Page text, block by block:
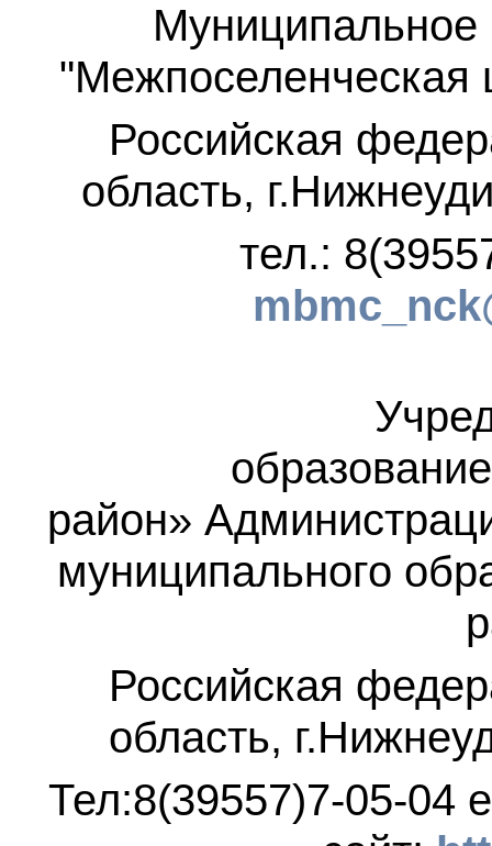
Муниципальное
"Межпоселенческая
Российская
область,
тел.:
район»
муниципального
Российская
область,
Тел:8(39557)7-05-04